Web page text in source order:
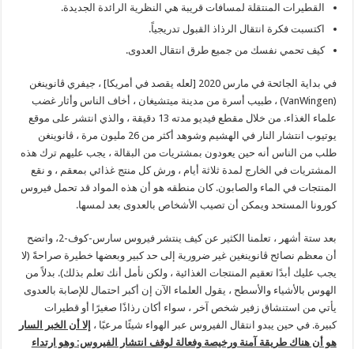
القطيرات المنتقلة لمسافات قريبة هي النظرية الرائدة الجديدة.
اكتسبت فكرة انتقال الرذاذ القبول تدريجياً.
كيف تحمي نفسك من جميع طرق انتقال العدوى.
في بداية الجائحة في مارس 2020 [لعله يقصد في أمريكا] ، جيفري ڤانوينغن
(VanWingen) ، طبيب أسرة من مدينة ميتشيغان ، أخاف الناس وأثار غضب
علماء الغذاء. من خلال مقطع فيديو مدته 13 دقيقة ، والذي انتشر على موقع
يوتيوب انتشار النار في الهشيم وشوهد أكثر من 26 مليون مرة ، ڤانوينغن
طلب من الناس أنه حين يعودون بمشتريات من البقالة ، يجب عليهم ترك هذه
المشتريات في الخارج لمدة ثلاثة أيام ، ورش كل منتج غذائي بمعقم ، و نقع
المنتجات في الماء والصابون. كان منطقه هو أن هذه المواد قد تحمل فيروس
كورونا المستحد ويمكن أن تصيب الأشخاص بالعدوى بعد لمسها.
بعد ستة أشهر ، تعلمنا الكثير عن كيف ينتشر فيروس سارس-كوف-2، واتضح
أن معظم نصائح ڤانوينغين غير ضرورية إلى حد كبير وبعضها خطيرة صراحةً (لا
يجب عليك أبدًا تعقيم المنتجات الغذائية ، ولكن نأمل أنك تعلم بذلك). بدلاً من
الهوس بالأشياء والأسطح ، يقول العلماء الآن إن أكبر احتمال للإصابة بالعدوى
يأتي من استنشاق زفير شخص آخر ، سواء أكان رذاذًا صغيرًا أو قطيرات
كبيرة. في حين يبدو انتقال الفيروس عبر الهواء شيئًا مرعبًا ، إلا أن الخبر السار
هو أن هناك طريقة آمنة ورخيصة وفعالة لوقف انتشار الفيروس: وهو ارتداء